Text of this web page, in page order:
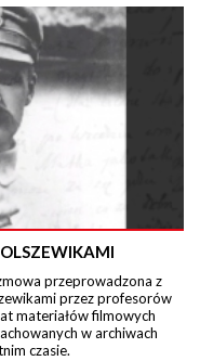
przeprowadzona z
przez profesorów
materiałów filmowych
w archiwach
czasie.